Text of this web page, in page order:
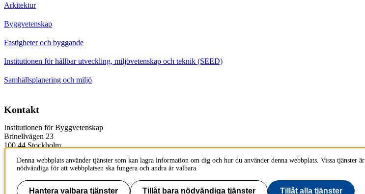
Arkitektur
Byggvetenskap
Fastigheter och byggande
Institutionen för hållbar utveckling, miljövetenskap och teknik (SEED)
Samhällsplanering och miljö
Kontakt
Institutionen för Byggvetenskap
Brinellvägen 23
100 44 Stockholm
+46 8 790 6000
Denna webbplats använder tjänster som kan lagra information om dig och hur du använder denna webbplats. Vissa tjänster är
nödvändiga för att webbplatsen ska fungera och andra är valbara.
Hantera valbara tjänster Tillåt bara nödvändiga tjänster Tillåt alla tjänster